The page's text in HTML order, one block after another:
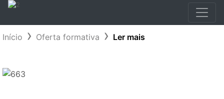
Início Oferta formativa Ler mais